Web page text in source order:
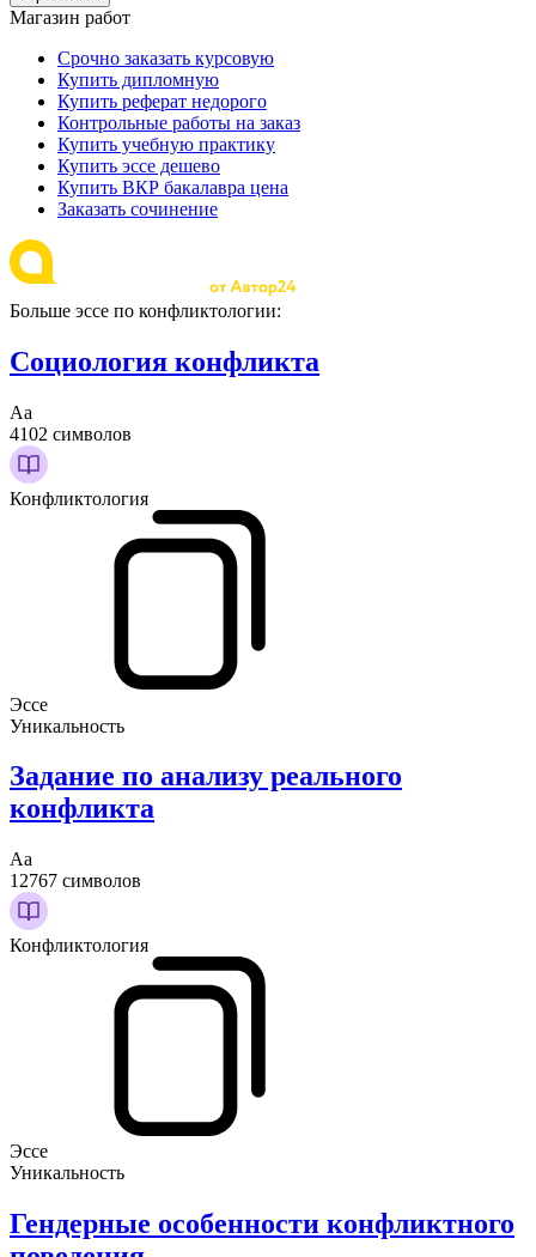
Магазин работ
Срочно заказать курсовую
Купить дипломную
Купить реферат недорого
Контрольные работы на заказ
Купить учебную практику
Купить эссе дешево
Купить ВКР бакалавра цена
Заказать сочинение
Больше эссе по конфликтологии:
Социология конфликта
Аа
4102 символов
Конфликтология
Эссе
Уникальность
Задание по анализу реального
конфликта
Аа
12767 символов
Конфликтология
Эссе
Уникальность
Гендерные особенности конфликтного